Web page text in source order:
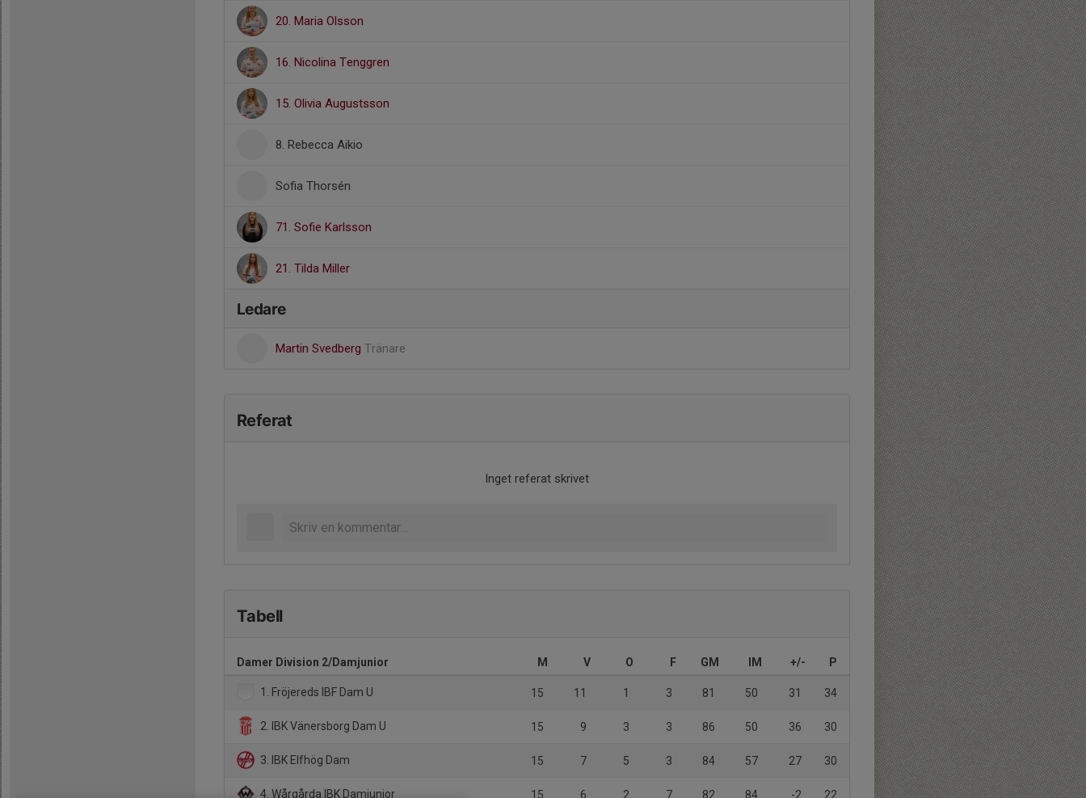
20. Maria Olsson
16. Nicolina Tenggren
15. Olivia Augustsson
8. Rebecca Aikio
Sofia Thorsén
71. Sofie Karlsson
21. Tilda Miller
Ledare
Martin Svedberg Tränare
Referat
Inget referat skrivet
Tabell
Damer Division 2/Damjunior M V O F GM IM +/- P
1. Fröjereds IBF Dam U 15 11 1 3 81 50 31 34
2. IBK Vänersborg Dam U 15 9 3 3 86 50 36 30
3. IBK Elfhög Dam 15 7 5 3 84 57 27 30
4. Wårgårda IBK Damjunior 15 6 2 7 82 84 -2 22